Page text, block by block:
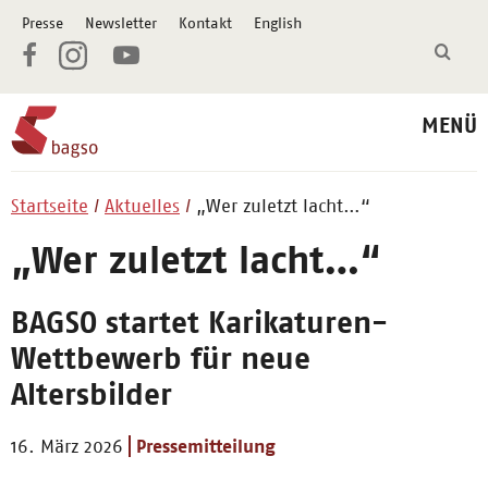
Presse Newsletter Kontakt English
MENÜ
Startseite Aktuelles „Wer zuletzt lacht…“
„Wer zuletzt lacht…“
BAGSO startet Karikaturen-
Wettbewerb für neue
Altersbilder
16. März 2026 Pressemitteilung